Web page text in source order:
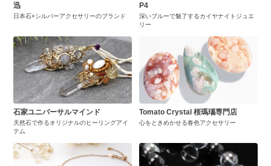
迅
日本石×シルバーアクセサリーのブランド
P4
深いブルーで魅了するカイヤナイトジュエ
リー
石家ユニバーサルマインド
天然石で作るオリジナルのヒーリングアイ
テム
Tomato Crystal 桜瑪瑙専門店
心をときめかせる春色アクセサリー